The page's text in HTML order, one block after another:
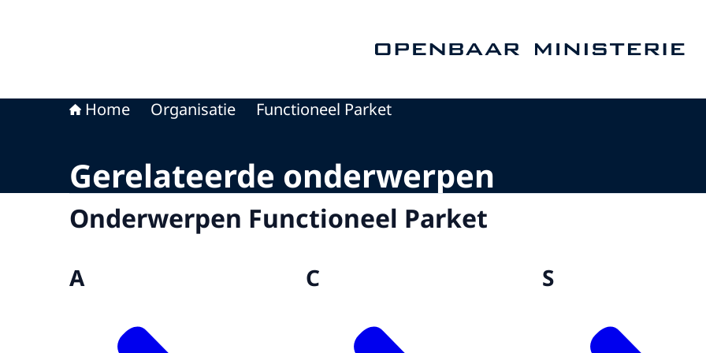
Home Organisatie Functioneel Parket
Gerelateerde onderwerpen
Onderwerpen Functioneel Parket
A C S